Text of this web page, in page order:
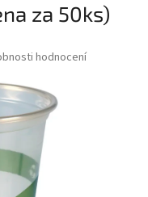
za 50ks)
hodnocení